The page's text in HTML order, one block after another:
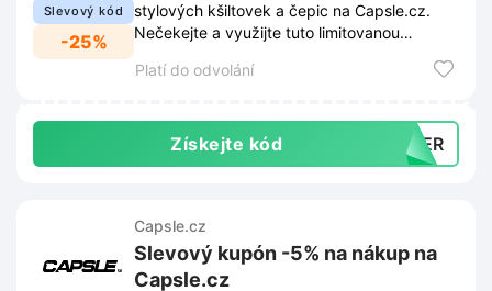
Slevový kód
-25%
stylových kšiltovek a čepic na Capsle.cz.
Nečekejte a využijte tuto limitovanou
Platí do odvolání
Získejte kód OWER
Capsle.cz
Slevový kupón -5% na nákup na
Capsle.cz